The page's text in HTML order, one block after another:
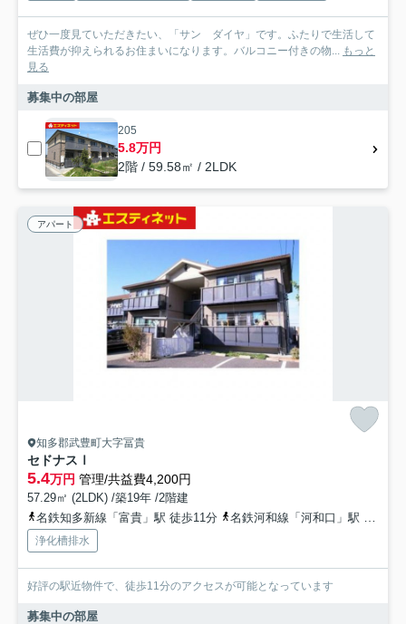
ぜひ一度見ていただきたい、「サン ダイヤ」です。ふたりで生活して
生活費が抑えられるお住まいになります。バルコニー付きの物...
もっと
見る
募集中の部屋
205
5.8万円
2階 / 59.58㎡ / 2LDK
アパート
知多郡武豊町大字冨貴
セドナスⅠ
5.4万円 管理/共益費4,200円
57.29㎡ (2LDK) /築19年 /2階建
名鉄知多新線「富貴」駅 徒歩11分
名鉄河和線「河和口」駅 徒歩38分
浄化槽排水
好評の駅近物件で、徒歩11分のアクセスが可能となっています
募集中の部屋